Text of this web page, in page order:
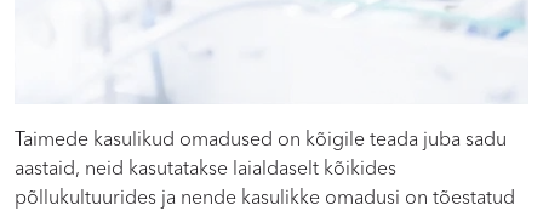
Taimede kasulikud omadused on kõigile teada juba sadu
aastaid, neid kasutatakse laialdaselt kõikides
põllukultuurides ja nende kasulikke omadusi on tõestatud